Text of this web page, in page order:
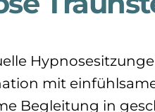
mit
Begleitung in